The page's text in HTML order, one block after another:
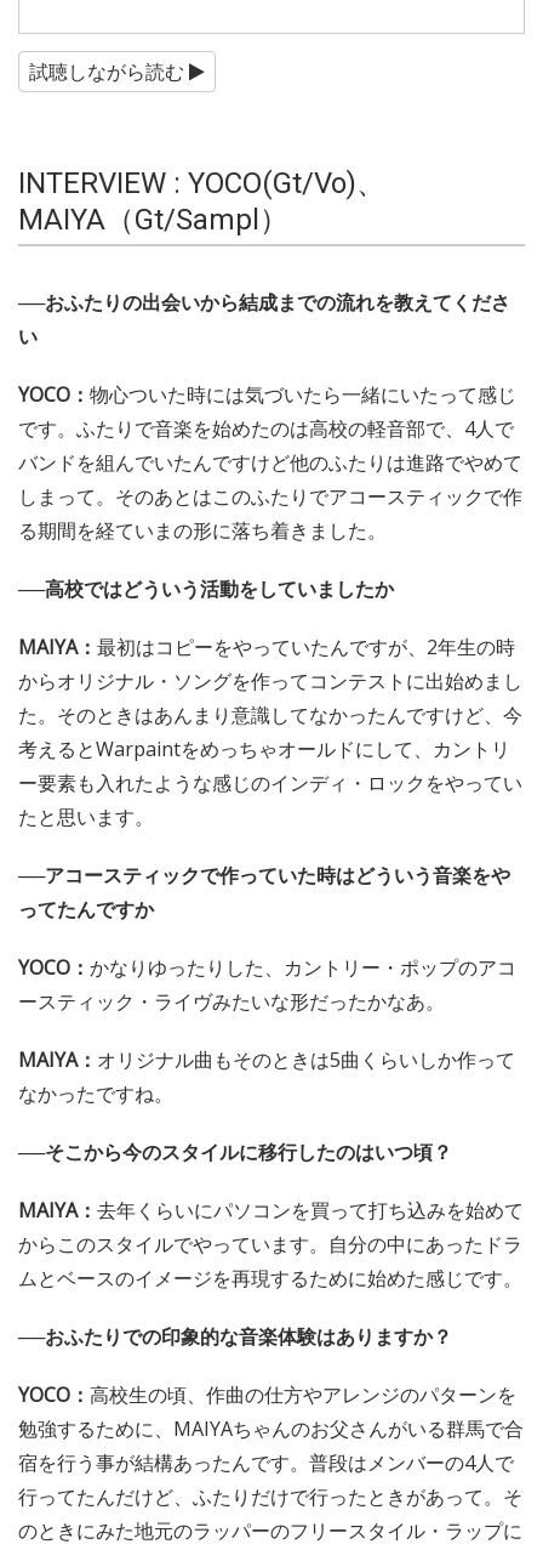
試聴しながら読む
INTERVIEW : YOCO(Gt/Vo)、
MAIYA（Gt/Sampl）
──おふたりの出会いから結成までの流れを教えてくださ
い
YOCO： 物心ついた時には気づいたら一緒にいたって感じ
です。ふたりで音楽を始めたのは高校の軽音部で、4人で
バンドを組んでいたんですけど他のふたりは進路でやめて
しまって。そのあとはこのふたりでアコースティックで作
る期間を経ていまの形に落ち着きました。
──高校ではどういう活動をしていましたか
MAIYA： 最初はコピーをやっていたんですが、2年生の時
からオリジナル・ソングを作ってコンテストに出始めまし
た。そのときはあんまり意識してなかったんですけど、今
考えるとWarpaintをめっちゃオールドにして、カントリ
ー要素も入れたような感じのインディ・ロックをやってい
たと思います。
──アコースティックで作っていた時はどういう音楽をや
ってたんですか
YOCO： かなりゆったりした、カントリー・ポップのアコ
ースティック・ライヴみたいな形だったかなあ。
MAIYA： オリジナル曲もそのときは5曲くらいしか作って
なかったですね。
──そこから今のスタイルに移行したのはいつ頃？
MAIYA： 去年くらいにパソコンを買って打ち込みを始めて
からこのスタイルでやっています。自分の中にあったドラ
ムとベースのイメージを再現するために始めた感じです。
──おふたりでの印象的な音楽体験はありますか？
YOCO： 高校生の頃、作曲の仕方やアレンジのパターンを
勉強するために、MAIYAちゃんのお父さんがいる群馬で合
宿を行う事が結構あったんです。普段はメンバーの4人で
行ってたんだけど、ふたりだけで行ったときがあって。そ
のときにみた地元のラッパーのフリースタイル・ラップに